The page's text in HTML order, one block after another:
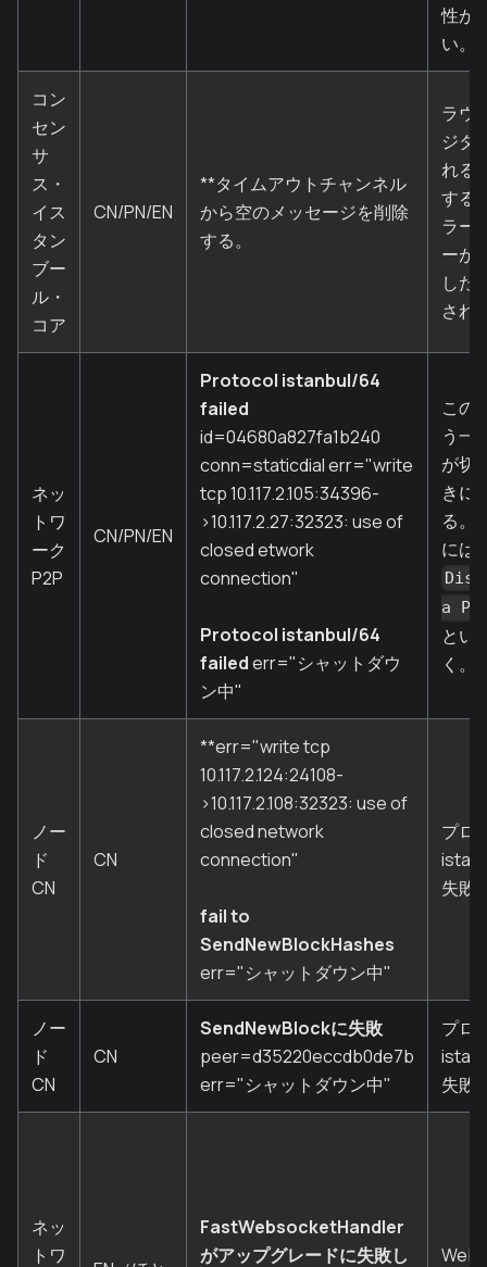
性が
い。
コン
セン
サ
ス・
イス
タン
ブー
ル・
コア
CN/PN/EN
**タイムアウトチャンネル
から空のメッセージを削除
する。
ラウ
ジタ
れる
する
ラー
ーが
した
され
ネッ
トワ
ーク
P2P
CN/PN/EN
Protocol istanbul/64
failed
id=04680a827fa1b240
conn=staticdial err="write
tcp 10.117.2.105:34396-
>10.117.2.27:32323: use of
closed etwork
connection"
Protocol istanbul/64
failederr="シャットダウ
ン中"
この
う一
が切
きに
る。
には
a
とい
く。
ノー
ド
CN
CN
**err="write tcp
10.117.2.124:24108-
>10.117.2.108:32323: use of
closed network
connection"
fail to
SendNewBlockHashes
err="シャットダウン中"
プロ
失敗
ノー
ド
CN
CN
SendNewBlockに失敗
peer=d35220eccdb0de7b
err="シャットダウン中"
プロ
失敗
ネッ
トワ
FastWebsocketHandler
がアップグレードに失敗し